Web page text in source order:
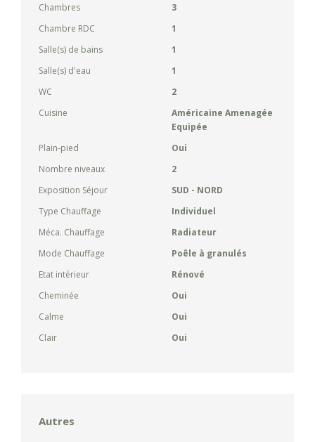
Chambres
3
Chambre RDC
1
Salle(s) de bains
1
Salle(s) d'eau
1
WC
2
Cuisine
Américaine Amenagée
Equipée
Plain-pied
Oui
Nombre niveaux
2
Exposition Séjour
SUD - NORD
Type Chauffage
Individuel
Méca. Chauffage
Radiateur
Mode Chauffage
Poêle à granulés
Etat intérieur
Rénové
Cheminée
Oui
Calme
Oui
Clair
Oui
Autres